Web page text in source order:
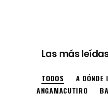
Las más
TODOS A DÓNDE
ANGAMACUTIRO